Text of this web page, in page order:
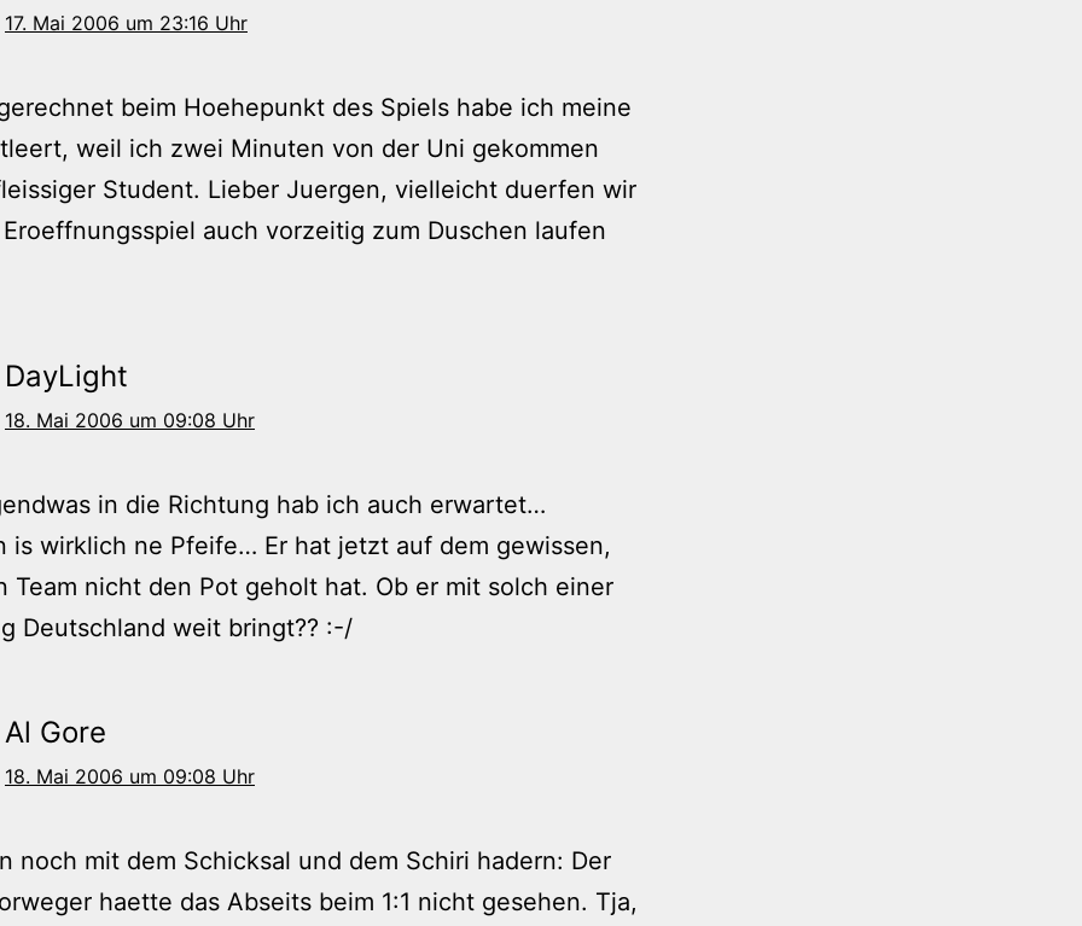
17. Mai 2006 um 23:16 Uhr
beim Hoehepunkt des Spiels habe ich meine
weil ich zwei Minuten von der Uni gekommen
Student. Lieber Juergen, vielleicht duerfen wir
auch vorzeitig zum Duschen laufen
DayLight
18. Mai 2006 um 09:08 Uhr
in die Richtung hab ich auch erwartet…
is wirklich ne Pfeife… Er hat jetzt auf dem gewissen,
Team nicht den Pot geholt hat. Ob er mit solch einer
Deutschland weit bringt?? :-/
Al Gore
18. Mai 2006 um 09:08 Uhr
noch mit dem Schicksal und dem Schiri hadern: Der
haette das Abseits beim 1:1 nicht gesehen. Tja,